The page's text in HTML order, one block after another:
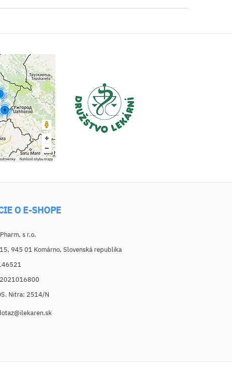
O E-SHOPE
s r.o.
945 01 Komárno, Slovenská republika
Nitra: 2514/N